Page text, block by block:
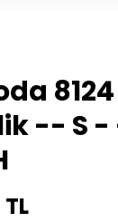
-- S -